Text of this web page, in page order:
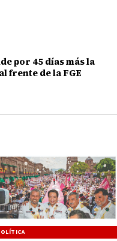
por 45 días más la
frente de la FGE